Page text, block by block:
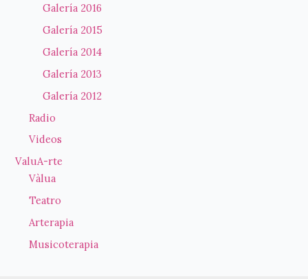
Galería 2016
Galería 2015
Galería 2014
Galería 2013
Galería 2012
Radio
Videos
ValuA-rte
Vàlua
Teatro
Arterapia
Musicoterapia